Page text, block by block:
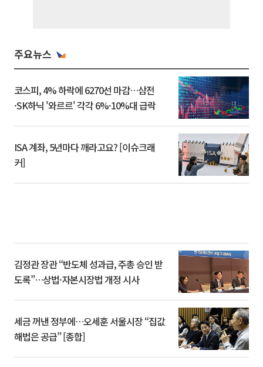
주요뉴스
코스피, 4% 하락에 6270선 마감…삼전
·SK하닉 '와르르' 각각 6%·10%대 급락
ISA 계좌, 5년마다 깨라고요? [이슈크래
커]
김정관 장관 “반도체 성과급, 주총 승인 받
도록”…상법·자본시장법 개정 시사
세금 꺼낸 정부에…오세훈 서울시장 “집값
해법은 공급” [종합]